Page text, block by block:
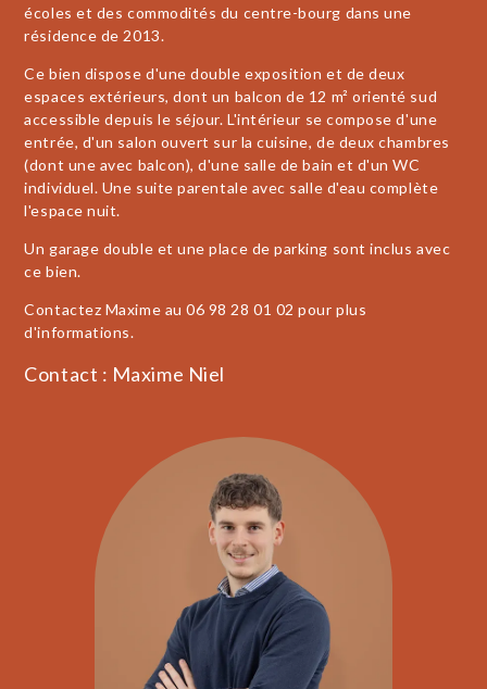
écoles et des commodités du centre-bourg dans une
résidence de 2013.
Ce bien dispose d'une double exposition et de deux
espaces extérieurs, dont un balcon de 12 m² orienté sud
accessible depuis le séjour. L'intérieur se compose d'une
entrée, d'un salon ouvert sur la cuisine, de deux chambres
(dont une avec balcon), d'une salle de bain et d'un WC
individuel. Une suite parentale avec salle d'eau complète
l'espace nuit.
Un garage double et une place de parking sont inclus avec
ce bien.
Contactez Maxime au 06 98 28 01 02 pour plus
d'informations.
Contact : Maxime Niel